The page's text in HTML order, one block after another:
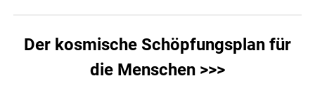
Der kosmische Schöpfungsplan für
die Menschen >>>